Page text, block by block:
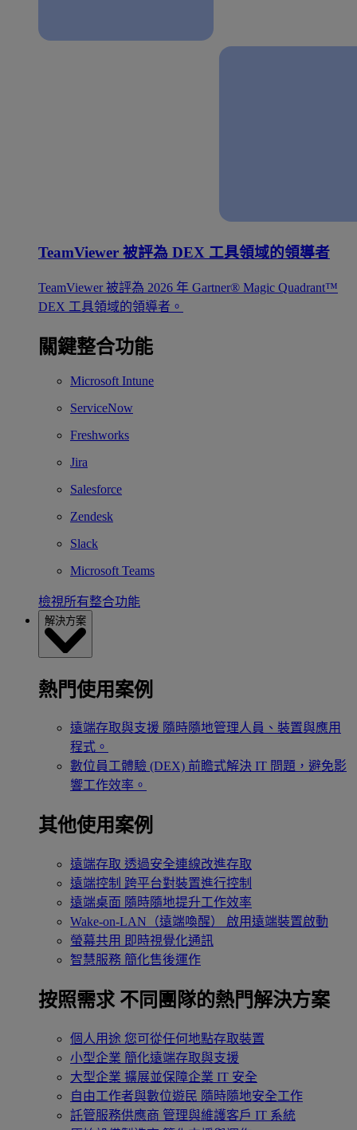
TeamViewer 被評為 DEX 工具領域的領導者
TeamViewer 被評為 2026 年 Gartner® Magic Quadrant™
DEX 工具領域的領導者。
關鍵整合功能
Microsoft Intune
ServiceNow
Freshworks
Jira
Salesforce
Zendesk
Slack
Microsoft Teams
檢視所有整合功能
解決方案
熱門使用案例
遠端存取與支援 隨時隨地管理人員、裝置與應用
程式。
數位員工體驗 (DEX) 前瞻式解決 IT 問題，避免影
響工作效率。
其他使用案例
遠端存取 透過安全連線改進存取
遠端控制 跨平台對裝置進行控制
遠端桌面 隨時隨地提升工作效率
Wake-on-LAN（遠端喚醒）
啟用遠端裝置啟動
螢幕共用 即時視覺化通訊
智慧服務 簡化售後運作
按照需求 不同團隊的熱門解決方案
個人用途 您可從任何地點存取裝置
小型企業 簡化遠端存取與支援
大型企業 擴展並保障企業 IT 安全
自由工作者與數位遊民 隨時隨地安全工作
託管服務供應商 管理與維護客戶 IT 系統